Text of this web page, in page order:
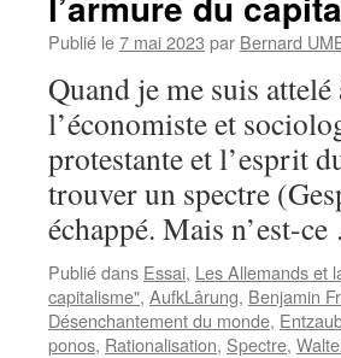
Publié le7 mai 2023 par Bernard
Quand je me suis
l’économiste et
protestante et l’esprit
trouver un spectre
échappé. Mais n’est-
Publié dans Essai, Les Allemands et
capitalisme", AufkLârung, Benjamin
Désenchantement du monde,
ponos, Rationalisation, Spectre,